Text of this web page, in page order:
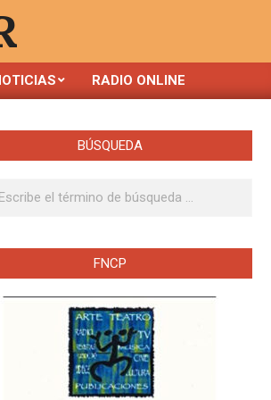
RADIO ONLINE
BÚSQUEDA
FNCP